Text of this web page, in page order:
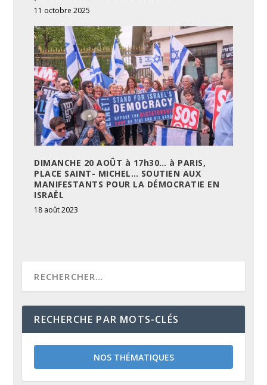
11 octobre 2025
DIMANCHE 20 AOÛT à 17h30… à PARIS,
PLACE SAINT- MICHEL… SOUTIEN AUX
MANIFESTANTS POUR LA DÉMOCRATIE EN
ISRAËL
18 août 2023
RECHERCHE PAR MOTS-CLÉS
NOS THÉMATIQUES